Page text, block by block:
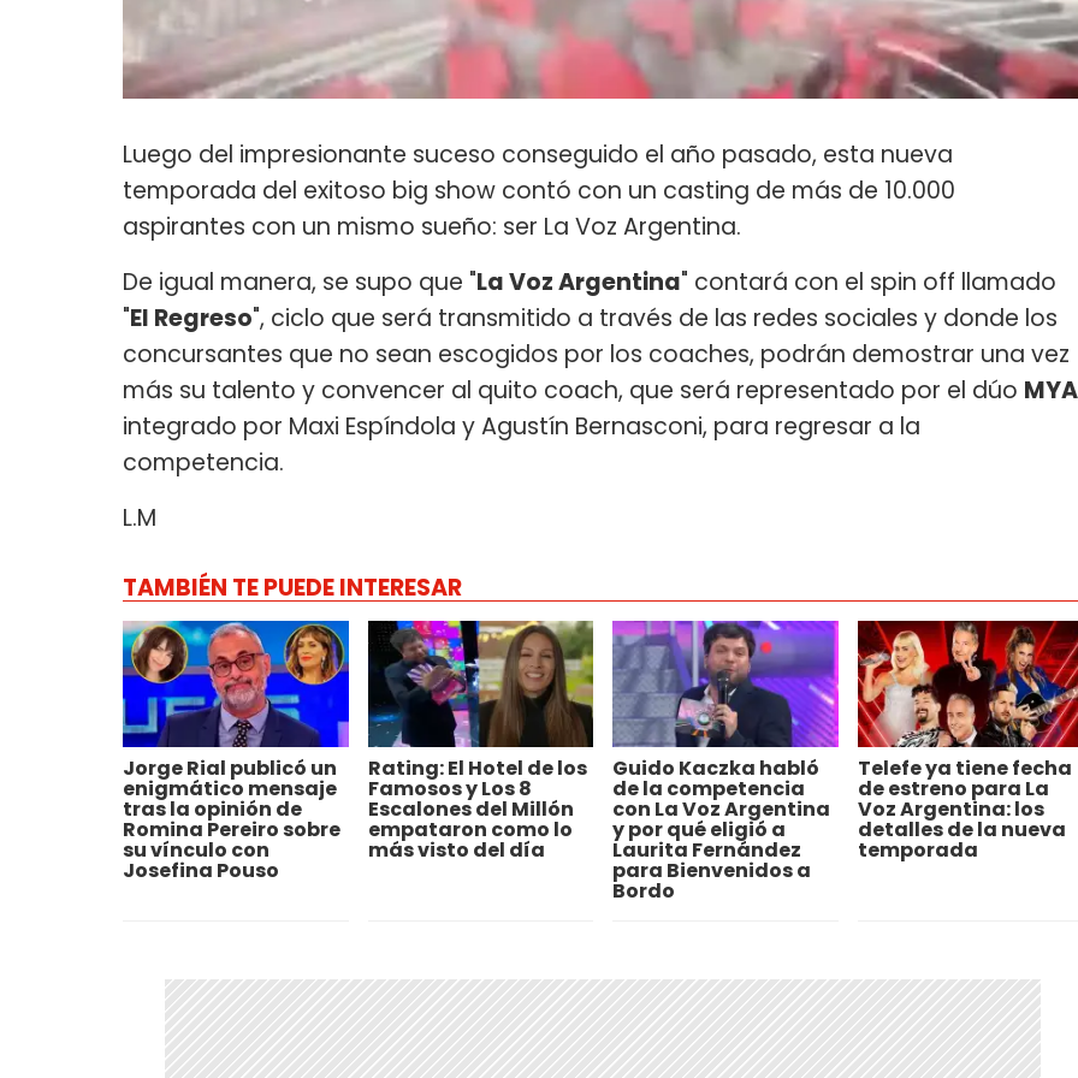
Luego del impresionante suceso conseguido el año pasado, esta nueva
temporada del exitoso big show contó con un casting de más de 10.000
aspirantes con un mismo sueño: ser La Voz Argentina.
De igual manera, se supo que "La Voz Argentina" contará con el spin off llamado
"El Regreso", ciclo que será transmitido a través de las redes sociales y donde los
concursantes que no sean escogidos por los coaches, podrán demostrar una vez
más su talento y convencer al quito coach, que será representado por el dúo MYA
integrado por Maxi Espíndola y Agustín Bernasconi, para regresar a la
competencia.
L.M
TAMBIÉN TE PUEDE INTERESAR
Jorge Rial publicó un
enigmático mensaje
tras la opinión de
Romina Pereiro sobre
su vínculo con
Josefina Pouso
Rating: El Hotel de los
Famosos y Los 8
Escalones del Millón
empataron como lo
más visto del día
Guido Kaczka habló
de la competencia
con La Voz Argentina
y por qué eligió a
Laurita Fernández
para Bienvenidos a
Bordo
Telefe ya tiene fecha
de estreno para La
Voz Argentina: los
detalles de la nueva
temporada